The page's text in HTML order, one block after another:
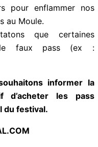
pour enflammer nos
au Moule.
que certaines
de faux pass (ex :
informer la
d’acheter les pass
du festival.